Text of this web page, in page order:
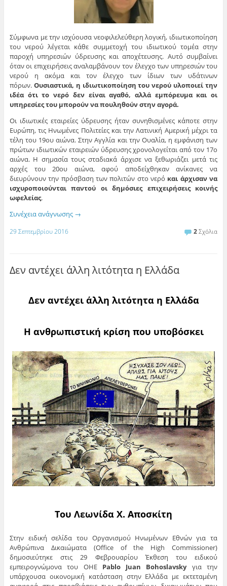
Σύμφωνα με την ισχύουσα νεοφιλελεύθερη λογική, ιδιωτικοποίηση
του νερού λέγεται κάθε συμμετοχή του ιδιωτικού τομέα στην
παροχή υπηρεσιών ύδρευσης και αποχέτευσης. Αυτό συμβαίνει
όταν οι επιχειρήσεις αναλαμβάνουν τον έλεγχο των υπηρεσιών του
νερού η ακόμα και τον έλεγχο των ίδιων των υδάτινων
πόρων. Ουσιαστικά, η ιδιωτικοποίηση του νερού υλοποιεί την
ιδέα ότι το νερό δεν είναι αγαθό, αλλά εμπόρευμα και οι
υπηρεσίες του μπορούν να πουληθούν στην αγορά.
Οι ιδιωτικές εταιρείες ύδρευσης ήταν συνηθισμένες κάποτε στην
Ευρώπη, τις Ηνωμένες Πολιτείες και την Λατινική Αμερική μέχρι τα
τέλη του 19ου αιώνα. Στην Αγγλία και την Ουαλία, η εμφάνιση των
πρώτων ιδιωτικών εταιρειών ύδρευσης χρονολογείται από τον 17ο
αιώνα. Η σημασία τους σταδιακά άρχισε να ξεθωριάζει μετά τις
αρχές του 20ου αιώνα, αφού αποδείχθηκαν ανίκανες να
διευρύνουν την πρόσβαση των πολιτών στο νερό και άρχισαν να
ισχυροποιούνται παντού οι δημόσιες επιχειρήσεις κοινής
ωφελείας.
Συνέχεια ανάγνωσης →
29 Σεπτεμβρίου 2016 2Σχόλια
Δεν αντέχει άλλη λιτότητα η Ελλάδα
Δεν αντέχει άλλη λιτότητα η Ελλάδα
Η ανθρωπιστική κρίση που υποβόσκει
Του Λεωνίδα Χ. Αποσκίτη
Στην ειδική σελίδα του Οργανισμού Ηνωμένων Εθνών για τα
Ανθρώπινα Δικαιώματα (Office of the High Commissioner)
δημοσιεύτηκε στις 29 Φεβρουαρίου Έκθεση του ειδικού
εμπειρογνώμονα του ΟΗΕ Pablo Juan Bohoslavskyγια την
υπάρχουσα οικονομική κατάσταση στην Ελλάδα με εκτεταμένη